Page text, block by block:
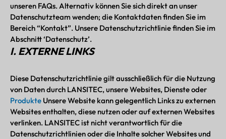
unseren FAQs. Alternativ können Sie sich direkt an unser
Datenschutzteam wenden; die Kontaktdaten finden Sie im
Bereich “Kontakt”. Unsere Datenschutzrichtlinie finden Sie im
Abschnitt ‘Datenschutz’.
I. EXTERNE LINKS
Diese Datenschutzrichtlinie gilt ausschließlich für die Nutzung
von Daten durch LANSITEC, unsere Websites, Dienste oder
Produkte Unsere Website kann gelegentlich Links zu externen
Websites enthalten, diese nutzen oder auf externen Websites
verlinken. LANSITEC ist nicht verantwortlich für die
Datenschutzrichtlinien oder die Inhalte solcher Websites und